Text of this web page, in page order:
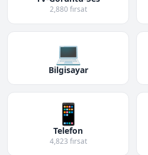
2,880 fırsat
💻
Bilgisayar
📱
Telefon
4,823 fırsat